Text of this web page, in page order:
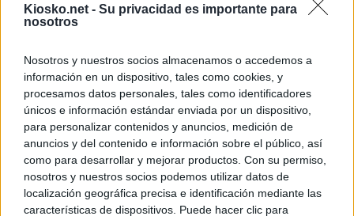
Kiosko.net - Su privacidad es importante para
nosotros
Nosotros y nuestros socios almacenamos o accedemos a
información en un dispositivo, tales como cookies, y
procesamos datos personales, tales como identificadores
únicos e información estándar enviada por un dispositivo,
para personalizar contenidos y anuncios, medición de
anuncios y del contenido e información sobre el público, así
como para desarrollar y mejorar productos. Con su permiso,
nosotros y nuestros socios podemos utilizar datos de
localización geográfica precisa e identificación mediante las
características de dispositivos. Puede hacer clic para